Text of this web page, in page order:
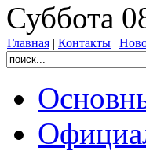
Суббота
Главная | Контакты |